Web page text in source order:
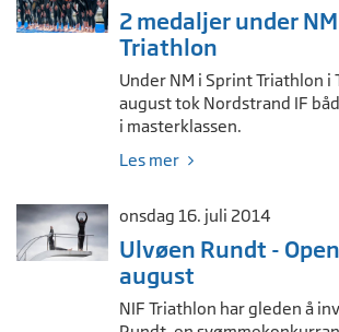
2 medaljer under
Triathlon
Under NM i Sprint Triathlon i
august tok Nordstrand IF
i masterklassen.
Les mer
onsdag 16. juli 2014
Ulvøen Rundt -
august
NIF Triathlon har gleden å